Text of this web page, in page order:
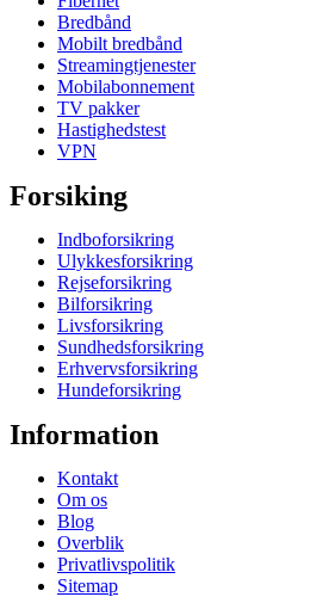
Bredbånd
Mobilt bredbånd
Streamingtjenester
Mobilabonnement
TV pakker
Hastighedstest
VPN
Forsiking
Indboforsikring
Ulykkesforsikring
Rejseforsikring
Bilforsikring
Livsforsikring
Sundhedsforsikring
Erhvervsforsikring
Hundeforsikring
Information
Kontakt
Om os
Blog
Overblik
Privatlivspolitik
Sitemap